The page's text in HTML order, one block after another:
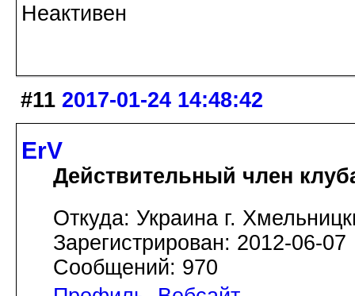
Неактивен
#11 2017-01-24 14:48:42
ErV
Действительный член
Откуда: Украина г.
Зарегистрирован: 2012-06-07
Сообщений: 970